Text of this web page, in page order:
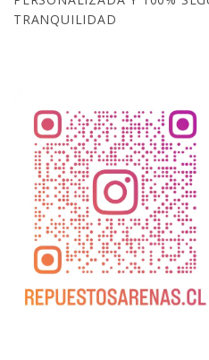
TRANQUILIDAD